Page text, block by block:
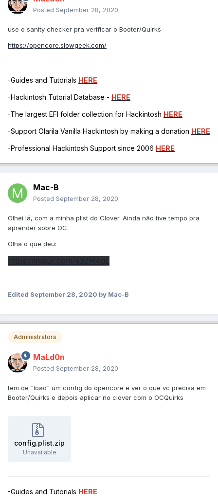
Posted September 28, 2020
use o sanity checker pra verificar o Booter/Quirks
https://opencore.slowgeek.com/
-Guides and Tutorials HERE
-Hackintosh Tutorial Database - HERE
-The largest EFI folder collection for Hackintosh HERE
-Support Olarila Vanilla Hackintosh by making a donation HERE
-Professional Hackintosh Support since 2006 HERE
Mac-B
Posted September 28, 2020
Olhei lá, com a minha plist do Clover. Ainda não tive tempo pra
aprender sobre OC.
Olha o que deu:
Edited September 28, 2020 by Mac-B
Administrators
MaLd0n
Posted September 28, 2020
tem de "load" um config do opencore e ver o que vc precisa em
Booter/Quirks e depois aplicar no clover com o OCQuirks
config.plist.zip
Unavailable
-Guides and Tutorials HERE